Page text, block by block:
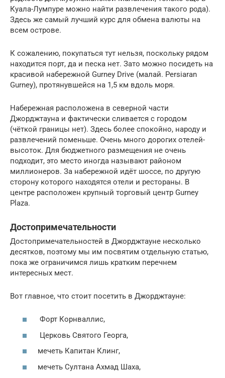
Куала-Лумпуре можно найти развлечения такого рода).
Здесь же самый лучший курс для обмена валюты на
всем острове.
К сожалению, покупаться тут нельзя, поскольку рядом
находится порт, да и песка нет. Зато можно посидеть на
красивой набережной Gurney Drive (малай. Persiaran
Gurney), протянувшейся на 1,5 км вдоль моря.
Набережная расположена в северной части
Джорджтауна и фактически сливается с городом
(чёткой границы нет). Здесь более спокойно, народу и
развлечений поменьше. Очень много дорогих отелей-
высоток. Для бюджетного размещения не очень
подходит, это место иногда называют районом
миллионеров. За набережной идёт шоссе, по другую
сторону которого находятся отели и рестораны. В
центре расположен крупный торговый центр Gurney
Plaza.
Достопримечательности
Достопримечательностей в Джорджтауне несколько
десятков, поэтому мы им посвятим отдельную статью,
пока же ограничимся лишь кратким перечнем
интересных мест.
Вот главное, что стоит посетить в Джорджтауне:
Форт Корнваллис,
Церковь Святого Георга,
мечеть Капитан Клинг,
мечеть Султана Ахмад Шаха,